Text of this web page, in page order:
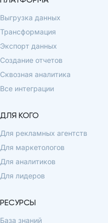
Выгрузка данных
Трансформация
Экспорт данных
Создание отчетов
Сквозная аналитика
Все интеграции
ДЛЯ КОГО
Для рекламных агентств
Для маркетологов
Для аналитиков
Для лидеров
РЕСУРСЫ
База знаний